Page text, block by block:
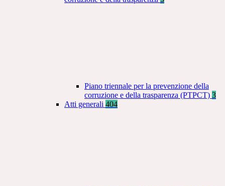
Piano triennale per la prevenzione della
corruzione e della trasparenza (PTPCT) 3
Atti generali 404